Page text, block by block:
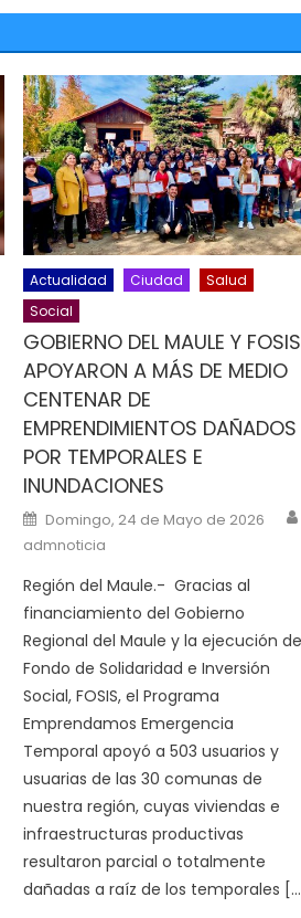
Author
Actualidad Ciudad
Salud
Social
GOBIERNO DEL MAULE Y FOSIS
APOYARON A MÁS DE MEDIO
CENTENAR DE
EMPRENDIMIENTOS DAÑADOS
POR TEMPORALES E
INUNDACIONES
Posted on
Domingo, 24 de Mayo de 2026
admnoticia
Región del Maule.- Gracias al
financiamiento del Gobierno
Regional del Maule y la ejecución
Fondo de Solidaridad e Inversión
Social, FOSIS, el Programa
Emprendamos Emergencia
Temporal apoyó a 503 usuarios y
usuarias de las 30 comunas de
nuestra región, cuyas viviendas e
infraestructuras productivas
resultaron parcial o totalmente
dañadas a raíz de los temporales